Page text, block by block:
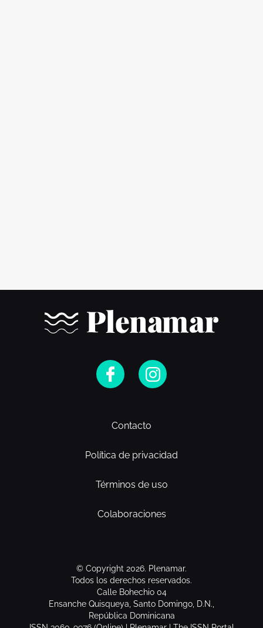
Contacto
Política de privacidad
Términos de uso
Colaboraciones
© Copyright 2026. Plenamar.
Todos los derechos reservados.
Calle Bohechio 04
Ensanche Quisqueya, Santo Domingo, D.N.,
República Dominicana